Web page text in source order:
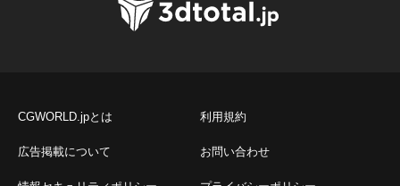
CGWORLD.jpとは 利用規約
広告掲載について お問い合わせ